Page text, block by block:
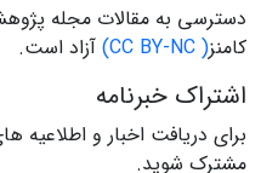
دسترسی به مقالات مجله
کامنز( CC BY-NC) آزاد است.
اشتراک خبرنامه
برای دریافت اخبار و اطلاعیه
مشترک شوید.